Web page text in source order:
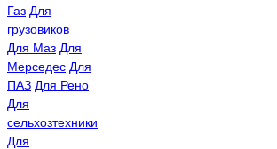
Газ Для
грузовиков
Для Маз Для
Мерседес Для
ПАЗ Для Рено
Для
сельхозтехники
Для